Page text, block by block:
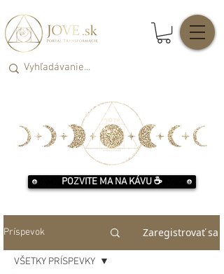
POZVITE MA NA KÁVU ☕️
Príspevok Zaregistrovať sa
VŠETKY PRÍSPEVKY